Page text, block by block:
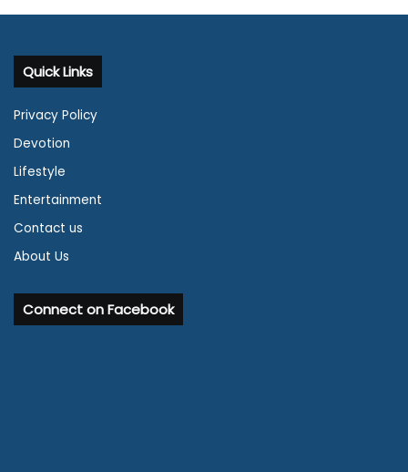
Quick Links
Privacy Policy
Devotion
Lifestyle
Entertainment
Contact us
About Us
Connect on Facebook